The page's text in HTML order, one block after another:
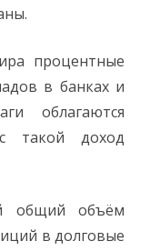
процентные
в банках и
облагаются
такой доход
общий объём
в долговые